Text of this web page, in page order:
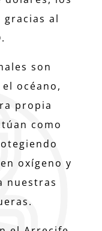
gracias al
son
océano,
propia
como
oxígeno y
nuestras